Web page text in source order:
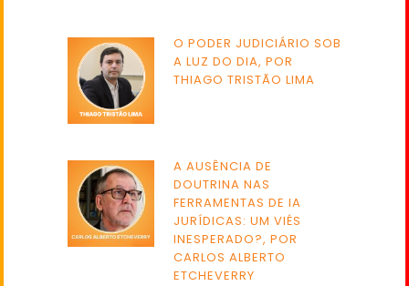
O PODER JUDICIÁRIO SOB
A LUZ DO DIA, POR
THIAGO TRISTÃO LIMA
A AUSÊNCIA DE
DOUTRINA NAS
FERRAMENTAS DE IA
JURÍDICAS: UM VIÉS
INESPERADO?, POR
CARLOS ALBERTO
ETCHEVERRY